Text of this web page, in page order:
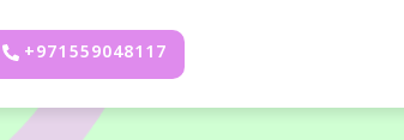
971559048117+